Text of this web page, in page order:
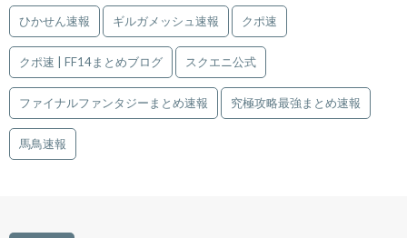
ひかせん速報 ギルガメッシュ速報 クポ速
クポ速 | FF14まとめブログ スクエニ公式
ファイナルファンタジーまとめ速報 究極攻略最強まとめ速報
馬鳥速報